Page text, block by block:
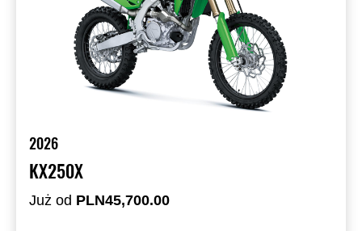
2026
KX250X
Już od PLN45,700.00